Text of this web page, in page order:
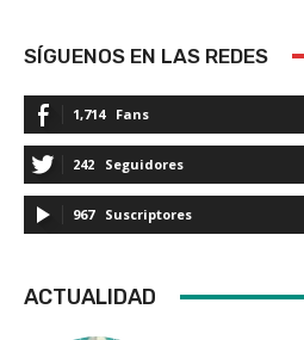
SÍGUENOS EN LAS REDES
1,714 Fans
242 Seguidores
967 Suscriptores
ACTUALIDAD